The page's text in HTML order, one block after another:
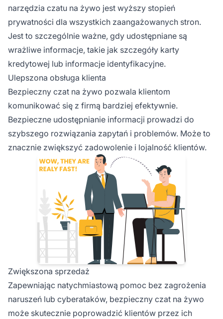
narzędzia czatu na żywo jest wyższy stopień
prywatności dla wszystkich zaangażowanych stron.
Jest to szczególnie ważne, gdy udostępniane są
wrażliwe informacje, takie jak szczegóły karty
kredytowej lub informacje identyfikacyjne.
Ulepszona obsługa klienta
Bezpieczny czat na żywo pozwala klientom
komunikować się z firmą bardziej efektywnie.
Bezpieczne udostępnianie informacji prowadzi do
szybszego rozwiązania zapytań i problemów. Może to
znacznie zwiększyć zadowolenie i lojalność klientów.
Zwiększona sprzedaż
Zapewniając natychmiastową pomoc bez zagrożenia
naruszeń lub cyberataków, bezpieczny czat na żywo
może skutecznie poprowadzić klientów przez ich